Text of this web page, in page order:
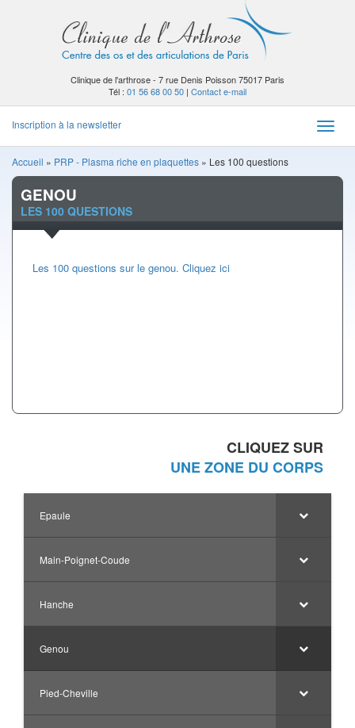
Clinique de l'arthrose - 7 rue Denis Poisson 75017 Paris
Tél : 01 56 68 00 50 | Contact e-mail
Inscription à la newsletter
Toggle
Accueil » PRP - Plasma riche en plaquettes » Les 100 questions
GENOU
LES 100 QUESTIONS
Les 100 questions sur le genou. Cliquez ici
CLIQUEZ SUR
UNE ZONE DU CORPS
Epaule
Main-Poignet-Coude
Hanche
Genou
Pied-Cheville